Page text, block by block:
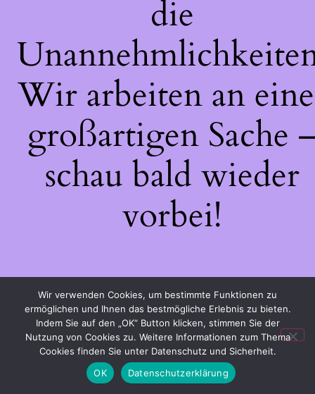
die
Wir arbeiten an
großartigen Sache
schau bald wieder
vorbei!
Wir verwenden Cookies, um bestimmte Funktionen zu
ermöglichen und Ihnen das bestmögliche Erlebnis zu bieten.
Indem Sie auf den „OK“ Button klicken, stimmen Sie der
Nutzung von Cookies zu. Weitere Informationen zum Thema
Cookies finden Sie unter Datenschutz und Sicherheit.
OK
Datenschutzerklärung